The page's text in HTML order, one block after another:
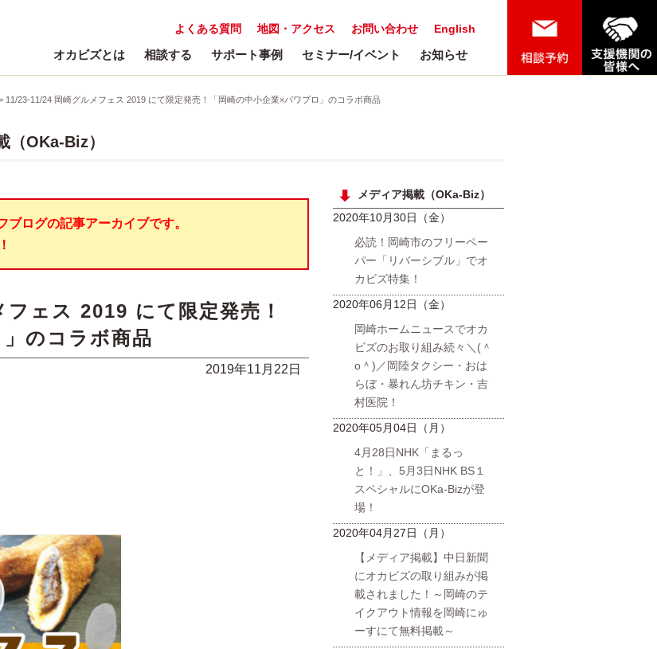
English
お問い合わせ
地図・アクセス
よくある質問
オカビズとは 相談する サポート事例 セミナー/イベント お知らせ
11/23-11/24 岡崎グルメフェス 2019 にて限定発売！「岡崎の中小企業×パワプロ」のコラボ商品
（OKa-Biz）
ログの記事アーカイブです。
ェス 2019 にて限定発売！
」のコラボ商品
2019年11月22日
メディア掲載（OKa-Biz）
2020年10月30日（金）
必読！岡崎市のフリーペー
パー「リバーシブル」でオ
カビズ特集！
2020年06月12日（金）
岡崎ホームニュースでオカ
ビズのお取り組み続々＼(＾
o＾)／岡陸タクシー・おは
らぼ・暴れん坊チキン・吉
村医院！
2020年05月04日（月）
4月28日NHK「まるっ
と！」、5月3日NHK BS１
スペシャルにOKa-Bizが登
場！
2020年04月27日（月）
【メディア掲載】中日新聞
にオカビズの取り組みが掲
載されました！～岡崎のテ
イクアウト情報を岡崎にゅ
ーすにて無料掲載～